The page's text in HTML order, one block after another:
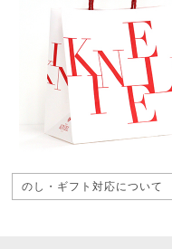
のし・ギフト対応について